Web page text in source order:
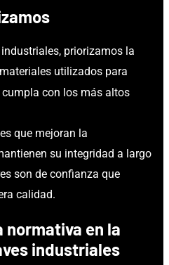
priorizamos la
utilizados para
cumpla con los más altos
que mejoran la
su integridad a largo
son de confianza que
calidad.
normativa en la
industriales